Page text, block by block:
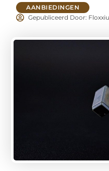
AANBIEDINGEN
Gepubliceerd Door: